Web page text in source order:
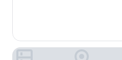
ulasan)
Harper Banjarmasin